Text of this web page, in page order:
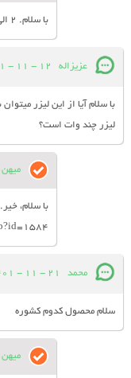
با سلام. 2 الی 5 روز کاری
عزیزاله 12 - 11 - 1401
با سلام آیا از این لیزر
لیزر چند وات است؟
میهن
با سلام،
محمد 21 - 11 - 1401
سلام محصول کدوم کشوره
میهن